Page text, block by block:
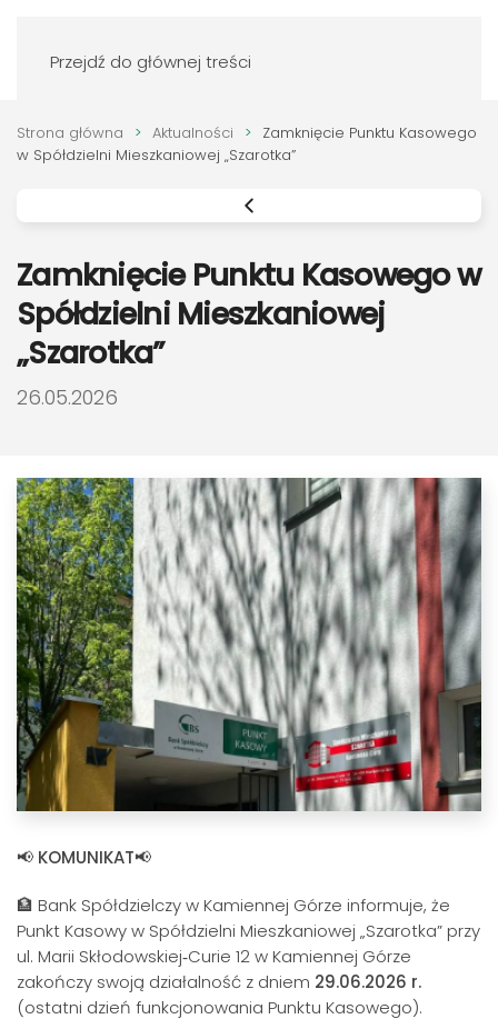
Przejdź do głównej treści
Strona główna Aktualności
Zamknięcie Punktu Kasowego
w Spółdzielni Mieszkaniowej „Szarotka”
Zamknięcie Punktu Kasowego w
Spółdzielni Mieszkaniowej
„Szarotka”
DATA PUBLIKACJI:
26.05.2026
📢 KOMUNIKAT📢
🏦 Bank Spółdzielczy w Kamiennej Górze informuje, że
Punkt Kasowy w Spółdzielni Mieszkaniowej „Szarotka” przy
ul. Marii Skłodowskiej‑Curie 12 w Kamiennej Górze
zakończy swoją działalność z dniem 29.06.2026 r.
(ostatni dzień funkcjonowania Punktu Kasowego).